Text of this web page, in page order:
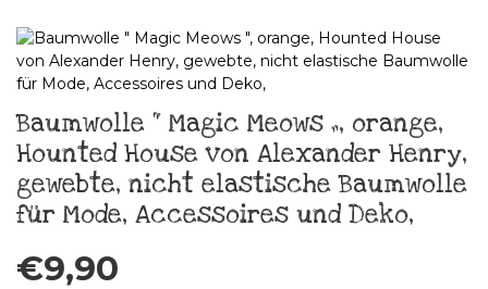
Baumwolle “ Magic Meows „, orange,
Hounted House von Alexander Henry,
gewebte, nicht elastische Baumwolle
für Mode, Accessoires und Deko,
€9,90